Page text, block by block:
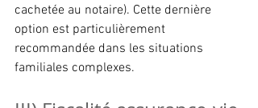
cachetée au notaire). Cette dernière
option est particulièrement
recommandée dans les situations
familiales complexes.